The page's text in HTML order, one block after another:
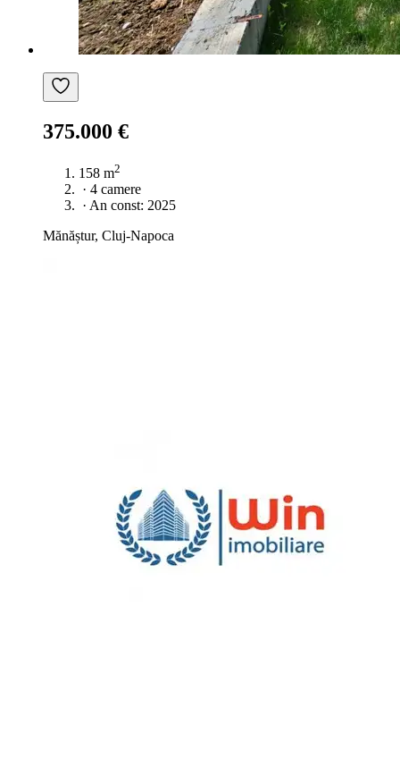
375.000 €
158 m2
· 4 camere
· An const: 2025
Mănăștur, Cluj-Napoca